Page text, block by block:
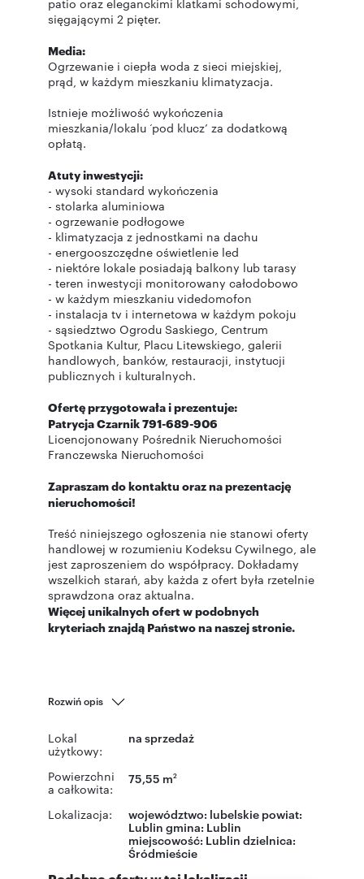
patio oraz eleganckimi klatkami schodowymi,
sięgającymi 2 pięter.
Media:
Ogrzewanie i ciepła woda z sieci miejskiej,
prąd, w każdym mieszkaniu klimatyzacja.
Istnieje możliwość wykończenia
mieszkania/lokalu ‘pod klucz’ za dodatkową
opłatą.
Atuty inwestycji:
- wysoki standard wykończenia
- stolarka aluminiowa
- ogrzewanie podłogowe
- klimatyzacja z jednostkami na dachu
- energooszczędne oświetlenie led
- niektóre lokale posiadają balkony lub tarasy
- teren inwestycji monitorowany całodobowo
- w każdym mieszkaniu videdomofon
- instalacja tv i internetowa w każdym pokoju
- sąsiedztwo Ogrodu Saskiego, Centrum
Spotkania Kultur, Placu Litewskiego, galerii
handlowych, banków, restauracji, instytucji
publicznych i kulturalnych.
Ofertę przygotowała i prezentuje:
Patrycja Czarnik791-689-906
Licencjonowany Pośrednik Nieruchomości
Franczewska Nieruchomości
Zapraszam do kontaktu oraz na prezentację
nieruchomości!
Treść niniejszego ogłoszenia nie stanowi oferty
handlowej w rozumieniu Kodeksu Cywilnego, ale
jest zaproszeniem do współpracy. Dokładamy
wszelkich starań, aby każda z ofert była rzetelnie
sprawdzona oraz aktualna.
Więcej unikalnych ofert w podobnych
kryteriach znajdą Państwo na naszej stronie.
Rozwiń opis
Lokal
użytkowy:
na sprzedaż
Powierzchni
a całkowita:
75,55 m2
Lokalizacja: województwo: lubelskie powiat:
Lublin gmina: Lublin
miejscowość: Lublin dzielnica:
Śródmieście